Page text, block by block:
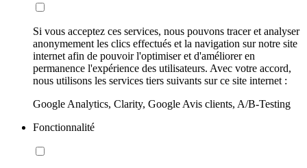
Si vous acceptez ces services, nous pouvons tracer et analyser
anonymement les clics effectués et la navigation sur notre site
internet afin de pouvoir l'optimiser et d'améliorer en
permanence l'expérience des utilisateurs. Avec votre accord,
nous utilisons les services tiers suivants sur ce site internet :
Google Analytics, Clarity, Google Avis clients, A/B-Testing
Fonctionnalité